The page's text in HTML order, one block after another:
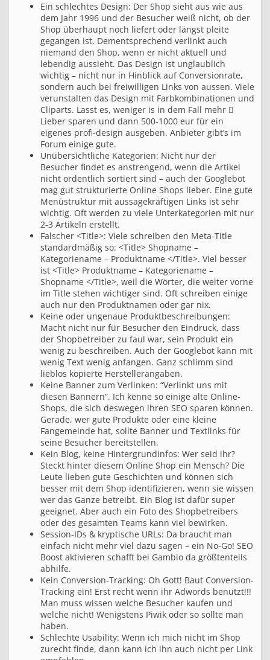
Ein schlechtes Design: Der Shop sieht aus wie aus
dem Jahr 1996 und der Besucher weiß nicht, ob der
Shop überhaupt noch liefert oder längst pleite
gegangen ist. Dementsprechend verlinkt auch
niemand den Shop, wenn er nicht aktuell und
lebendig aussieht. Das Design ist unglaublich
wichtig – nicht nur in Hinblick auf Conversionrate,
sondern auch bei freiwilligen Links von aussen. Viele
verunstalten das Design mit Farbkombinationen und
Cliparts. Lasst es, weniger is in dem Fall mehr 
Lieber sparen und dann 500-1000 eur für ein
eigenes profi-design ausgeben. Anbieter gibt’s im
Forum einige gute.
Unübersichtliche Kategorien: Nicht nur der
Besucher findet es anstrengend, wenn die Artikel
nicht ordentlich sortiert sind – auch der Googlebot
mag gut strukturierte Online Shops lieber. Eine gute
Menüstruktur mit aussagekräftigen Links ist sehr
wichtig. Oft werden zu viele Unterkategorien mit nur
2-3 Artikeln erstellt.
Falscher <Title>: Viele schreiben den Meta-Title
standardmäßig so: <Title> Shopname –
Kategoriename – Produktname </Title>. Viel besser
ist <Title> Produktname – Kategoriename –
Shopname </Title>, weil die Wörter, die weiter vorne
im Title stehen wichtiger sind. Oft schreiben einige
auch nur den Produktnamen oder gar nix.
Keine oder ungenaue Produktbeschreibungen:
Macht nicht nur für Besucher den Eindruck, dass
der Shopbetreiber zu faul war, sein Produkt ein
wenig zu beschreiben. Auch der Googlebot kann mit
wenig Text wenig anfangen. Ganz schlimm sind
lieblos kopierte Herstellerangaben.
Keine Banner zum Verlinken: “Verlinkt uns mit
diesen Bannern”. Ich kenne so einige alte Online-
Shops, die sich deswegen ihren SEO sparen können.
Gerade, wer gute Produkte oder eine kleine
Fangemeinde hat, sollte Banner und Textlinks für
seine Besucher bereitstellen.
Kein Blog, keine Hintergrundinfos: Wer seid ihr?
Steckt hinter diesem Online Shop ein Mensch? Die
Leute lieben gute Geschichten und können sich
besser mit dem Shop identifizieren, wenn sie wissen
wer das Ganze betreibt. Ein Blog ist dafür super
geeignet. Aber auch ein Foto des Shopbetreibers
oder des gesamten Teams kann viel bewirken.
Session-IDs & kryptische URLs: Da braucht man
einfach nicht mehr viel dazu sagen – ein No-Go! SEO
Boost aktivieren schafft bei Gambio da größtenteils
abhilfe.
Kein Conversion-Tracking: Oh Gott! Baut Conversion-
Tracking ein! Erst recht wenn ihr Adwords benutzt!!!
Man muss wissen welche Besucher kaufen und
welche nicht! Wenigstens Piwik oder so sollte man
haben.
Schlechte Usability: Wenn ich mich nicht im Shop
zurecht finde, dann kann ich ihn auch nicht per Link